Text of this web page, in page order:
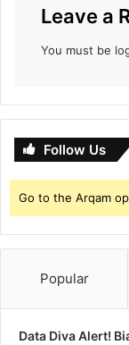
Leave a
You must be
Follow Us
Go to the Arqam
Popular
Data Diva Alert!